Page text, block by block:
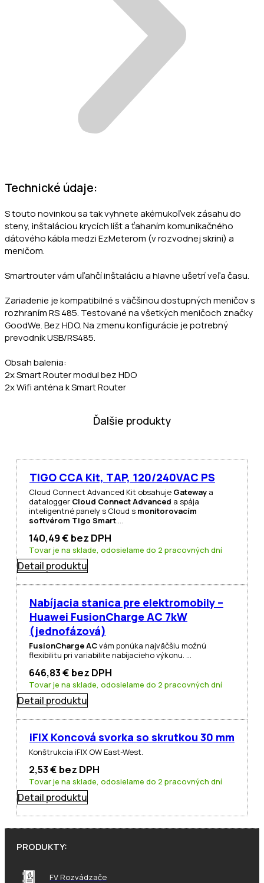
Technické údaje:
S touto novinkou sa tak vyhnete akémukoľvek zásahu do
steny, inštaláciou krycích líšt a ťahaním komunikačného
dátového kábla medzi EzMeterom (v rozvodnej skrini) a
meničom.
Smartrouter vám uľahčí inštaláciu a hlavne ušetrí veľa času.
Zariadenie je kompatibilné s väčšinou dostupných meničov s
rozhraním RS 485. Testované na všetkých meničoch značky
GoodWe. Bez HDO. Na zmenu konfigurácie je potrebný
prevodník USB/RS485.
Obsah balenia:
2x Smart Router modul bez HDO
2x Wifi anténa k Smart Router
Ďalšie produkty
TIGO CCA Kit, TAP, 120/240VAC PS
Cloud Connect Advanced Kit obsahuje Gateway a
datalogger Cloud Connect Advanced a spája
inteligentné panely s Cloud s monitorovacím
softvérom Tigo Smart.…
140,49€ bez DPH
Tovar je na sklade, odosielame do 2 pracovných dní
Detail produktu
Nabíjacia stanica pre elektromobily –
Huawei FusionCharge AC 7kW
(jednofázová)
FusionCharge ACvám ponúka najväčšiu možnú
flexibilitu pri variabilite nabíjacieho výkonu. …
646,83€ bez DPH
Tovar je na sklade, odosielame do 2 pracovných dní
Detail produktu
iFIX Koncová svorka so skrutkou 30 mm
Konštrukcia iFIX OW East-West.
2,53€ bez DPH
Tovar je na sklade, odosielame do 2 pracovných dní
Detail produktu
PRODUKTY:
FV Rozvádzače